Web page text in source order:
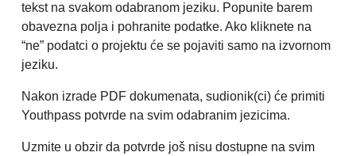
tekst na svakom odabranom jeziku. Popunite barem
obavezna polja i pohranite podatke. Ako kliknete na
“ne” podatci o projektu će se pojaviti samo na izvornom
jeziku.
Nakon izrade PDF dokumenata, sudionik(ci) će primiti
Youthpass potvrde na svim odabranim jezicima.
Uzmite u obzir da potvrde još nisu dostupne na svim